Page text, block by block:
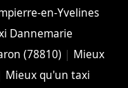
en-Yvelines
Dannemarie
(78810) | Mieux
Mieux qu'un taxi